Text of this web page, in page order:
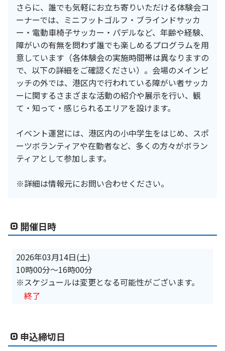
さらに、誰でも気軽にお立ち寄りいただける体験会コ
ーナーでは、ミニフットゴルフ・ブラインドサッカ
ー・電動車椅子サッカー・パデルなど、年齢や経験、
障がいの有無を問わず誰でも楽しめるプログラムを用
意しています（各体験会の実施時間帯は異なりますの
で、以下の詳細をご確認ください）。会場のメインピ
ッチの外では、港区内で行われている障がい者サッカ
ーに関するさまざまな活動の紹介や展示を行い、観
て・知って・感じられるエリアを設けます。
イベント運営には、港区内の小中学生をはじめ、スポ
ーツボランティアや在勤者など、多くの方々がボラン
ティアとして参加します。
※詳細は情報元にお問い合わせください。
開催日時
2026年03月14日(土)
10時00分〜16時00分
※スケジュールは変更となる可能性がございます。
終了
申込締切日